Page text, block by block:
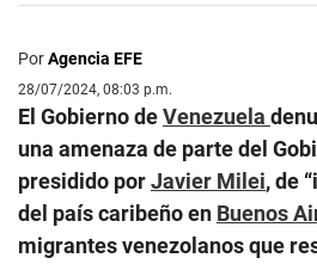
PorAgencia EFE
28/07/2024, 08:03 p.m.
El Gobierno deVenezuela
una amenaza de parte del
presidido porJavier Milei, de
del país caribeño en Buenos
migrantes venezolanos que